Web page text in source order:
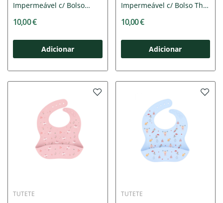
Impermeável c/ Bolso
10,00 €
Adicionar
Impermeável c/ Bolso The
10,00 €
Adicionar
TUTETE TUTETE